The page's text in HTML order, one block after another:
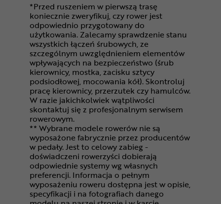
*Przed ruszeniem w pierwszą trasę
koniecznie zweryfikuj, czy rower jest
odpowiednio przygotowany do
użytkowania. Zalecamy sprawdzenie stanu
wszystkich łączeń śrubowych, ze
szczególnym uwzględnieniem elementów
wpływających na bezpieczeństwo (śrub
kierownicy, mostka, zacisku sztycy
podsiodłowej, mocowania kół). Skontroluj
pracę kierownicy, przerzutek czy hamulców.
W razie jakichkolwiek wątpliwości
skontaktuj się z profesjonalnym serwisem
rowerowym.
** Wybrane modele rowerów nie są
wyposażone fabrycznie przez producentów
w pedały. Jest to celowy zabieg -
doświadczeni rowerzyści dobierają
odpowiednie systemy wg własnych
preferencji. Informacja o pełnym
wyposażeniu roweru dostępna jest w opisie,
specyfikacji i na fotografiach danego